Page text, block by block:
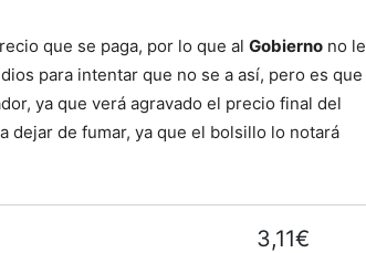
que se paga, por lo que al Gobierno no le
para intentar que no se a así­, pero es que
ya que verá agravado el precio final del
dejar de fumar, ya que el bolsillo lo notará
3,11€